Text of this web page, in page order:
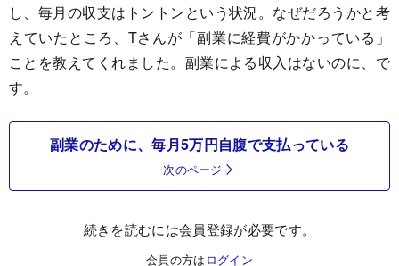
し、毎月の収支はトントンという状況。なぜだろうかと考
えていたところ、Tさんが「副業に経費がかかっている」
ことを教えてくれました。副業による収入はないのに、で
す。
副業のために、毎月5万円自腹で支払っている
次のページ
続きを読むには会員登録が必要です。
会員の方は ログイン